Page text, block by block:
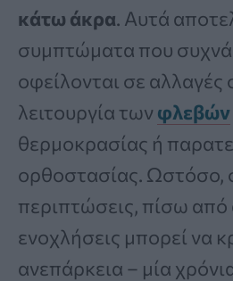
κάτω άκρα. Αυτά
συμπτώματα που συχνά
οφείλονται σε αλλαγές
λειτουργία των φλεβών
θερμοκρασίας ή
ορθοστασίας. Ωστόσο,
περιπτώσεις, πίσω από
ενοχλήσεις μπορεί να
ανεπάρκεια – μία